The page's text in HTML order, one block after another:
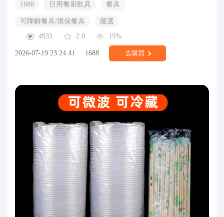
1688 日用餐廚飲具 餐具
可降解餐具/環保餐具
嚴選
4933
2.0 15%
2026-07-19 23:24:41 1688 去購買